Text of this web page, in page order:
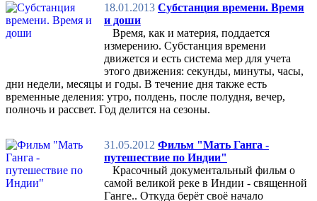
18.01.2013 Субстанция времени. Время
и доши
Время, как и материя, поддается
измерению. Субстанция времени
движется и есть система мер для учета
этого движения: секунды, минуты, часы,
дни недели, месяцы и годы. В течение дня также есть
временные деления: утро, полдень, после полудня, вечер,
полночь и рассвет. Год делится на сезоны.
31.05.2012 Фильм "Мать Ганга -
путешествие по Индии"
Красочный документальный фильм о
самой великой реке в Индии - священной
Ганге.. Откуда берёт своё начало